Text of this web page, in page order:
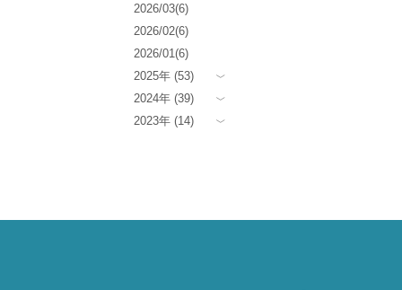
2026/03(6)
2026/02(6)
2026/01(6)
2025年 (53)
2024年 (39)
2023年 (14)